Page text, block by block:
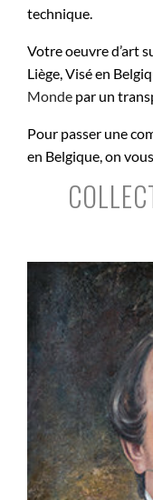
technique.
Votre oeuvre d’art
Liège, Visé en
Monde par un
Pour passer une
en Belgique, on